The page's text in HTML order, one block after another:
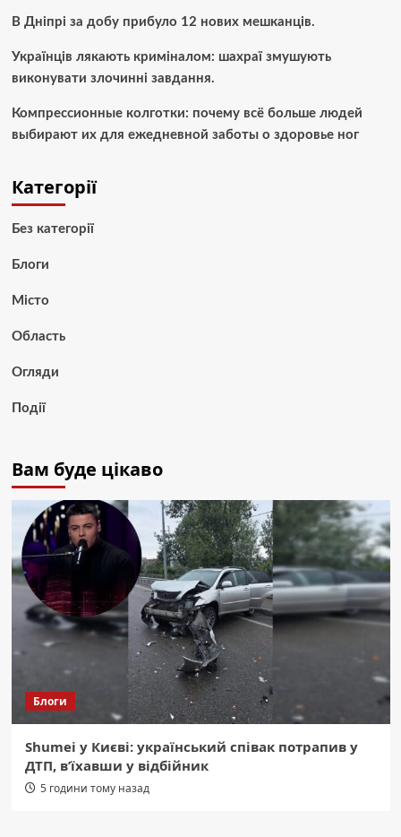
В Дніпрі за добу прибуло 12 нових мешканців.
Українців лякають криміналом: шахраї змушують
виконувати злочинні завдання.
Компрессионные колготки: почему всё больше людей
выбирают их для ежедневной заботы о здоровье ног
Категорії
Без категорії
Блоги
Місто
Область
Огляди
Події
Вам буде цікаво
Блоги
Shumei у Києві: український співак потрапив у
ДТП, в’їхавши у відбійник
5 години тому назад